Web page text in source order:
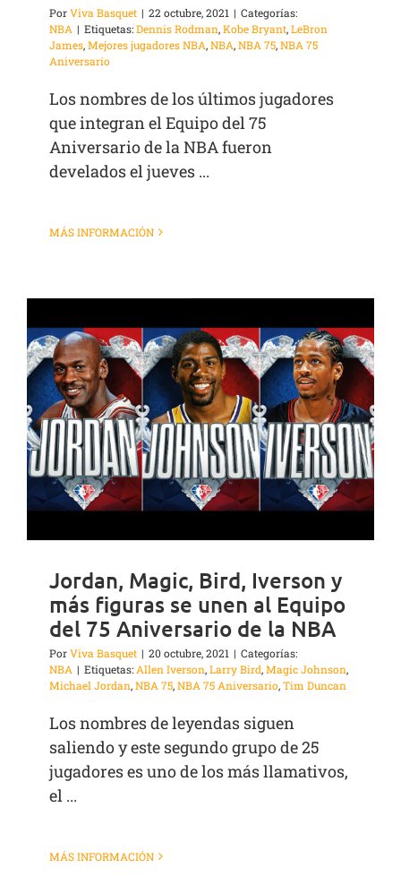
PorViva Basquet | 22 octubre, 2021 | Categorías:
NBA | Etiquetas:Dennis Rodman,Kobe Bryant,LeBron
James,Mejores jugadores NBA,NBA,NBA 75,NBA 75
Aniversario
Los nombres de los últimos jugadores
que integran el Equipo del 75
Aniversario de la NBA fueron
develados el jueves ...
MÁS INFORMACIÓN
Jordan, Magic, Bird, Iverson y
más figuras se unen al Equipo
del 75 Aniversario de la NBA
PorViva Basquet | 20 octubre, 2021 | Categorías:
NBA | Etiquetas: Allen Iverson,Larry Bird,Magic Johnson,
Michael Jordan,NBA 75,NBA 75 Aniversario,Tim Duncan
Los nombres de leyendas siguen
saliendo y este segundo grupo de 25
jugadores es uno de los más llamativos,
el ...
MÁS INFORMACIÓN